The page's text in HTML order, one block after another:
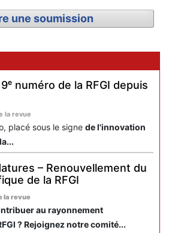
une soumission
numéro de la RFGI depuis
la revue
placé sous le signe de l'innovation
– Renouvellement du
de la RFGI
la revue
au rayonnement
? Rejoignez notre comité...